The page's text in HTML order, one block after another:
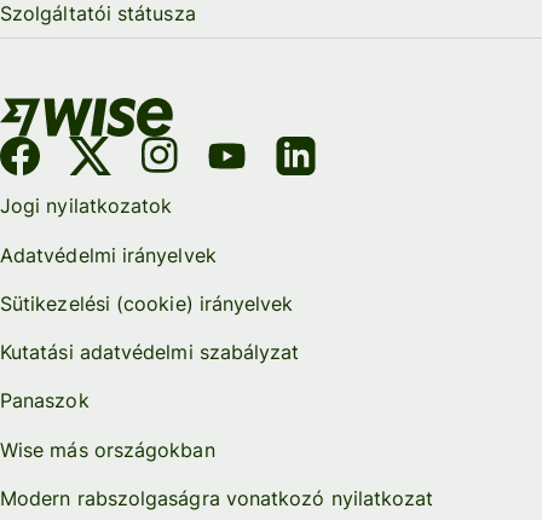
Szolgáltatói státusza
Jogi nyilatkozatok
Adatvédelmi irányelvek
Sütikezelési (cookie) irányelvek
Kutatási adatvédelmi szabályzat
Panaszok
Wise más országokban
Modern rabszolgaságra vonatkozó nyilatkozat